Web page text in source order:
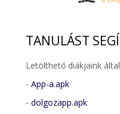
TANULÁST
Letölthető diákjaink
-App-a.apk
-dolgozapp.apk